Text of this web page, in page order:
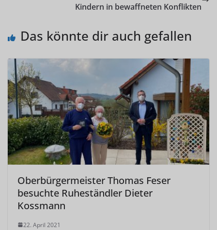
Kindern in bewaffneten Konflikten
Das könnte dir auch gefallen
Oberbürgermeister Thomas Feser
besuchte Ruheständler Dieter
Kossmann
22. April 2021